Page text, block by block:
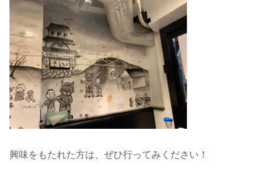
興味をもたれた方は、ぜひ行ってみください！